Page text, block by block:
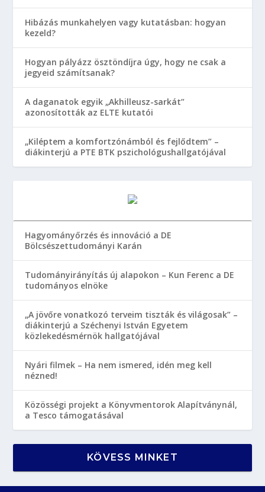
Hibázás munkahelyen vagy kutatásban: hogyan
kezeld?
Hogyan pályázz ösztöndíjra úgy, hogy ne csak a
jegyeid számítsanak?
A daganatok egyik „Akhilleusz-sarkát”
azonosították az ELTE kutatói
„Kiléptem a komfortzónámból és fejlődtem” –
diákinterjú a PTE BTK pszichológushallgatójával
Hagyományőrzés és innováció a DE
Bölcsészettudományi Karán
Tudományirányítás új alapokon – Kun Ferenc a DE
tudományos elnöke
„A jövőre vonatkozó terveim tiszták és világosak” –
diákinterjú a Széchenyi István Egyetem
közlekedésmérnök hallgatójával
Nyári filmek – Ha nem ismered, idén meg kell
nézned!
Közösségi projekt a Könyvmentorok Alapítványnál,
a Tesco támogatásával
KÖVESS MINKET